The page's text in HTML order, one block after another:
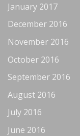
January 2017
December 2016
November 2016
October 2016
September 2016
August 2016
July 2016
June 2016